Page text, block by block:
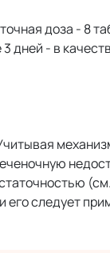
доза - 8
дней - в
его следует